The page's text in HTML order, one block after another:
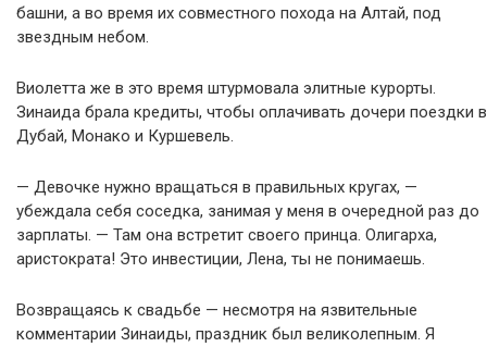
башни, а во время их совместного похода на Алтай, под
звездным небом.
Виолетта же в это время штурмовала элитные курорты.
Зинаида брала кредиты, чтобы оплачивать дочери поездки в
Дубай, Монако и Куршевель.
— Девочке нужно вращаться в правильных кругах, —
убеждала себя соседка, занимая у меня в очередной раз до
зарплаты. — Там она встретит своего принца. Олигарха,
аристократа! Это инвестиции, Лена, ты не понимаешь.
Возвращаясь к свадьбе — несмотря на язвительные
комментарии Зинаиды, праздник был великолепным. Я